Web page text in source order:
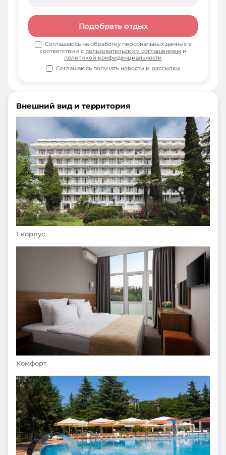
Внешний вид и территория
1 корпус
Комфорт
Подобрать отдых
Соглашаюсь на обработку персональных данных в
соответствии с пользовательским соглашением и
политикой конфиденциальности
Соглашаюсь получать новости и рассылки